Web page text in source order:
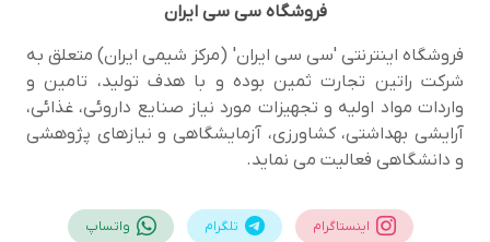
فروشگاهسی سی ایران
فروشگاه اینترنتی 'سی سی ایران' (مرکز شیمی ایران) متعلق به
شرکت راتین تجارت ثمین بوده و با هدف تولید، تامین و
واردات مواد اولیه و تجهیزات مورد نیاز صنایع داروئی، غذائی،
آرایشی بهداشتی، کشاورزی، آزمایشگاهی و نیازهای پژوهشی
و دانشگاهی فعالیت می نماید.
اینستاگرام تلگرام واتساپ